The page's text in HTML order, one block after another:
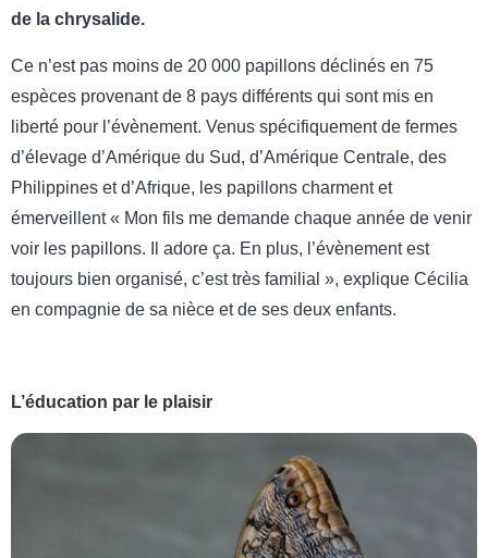
de la chrysalide.
Ce n’est pas moins de 20 000 papillons déclinés en 75
espèces provenant de 8 pays différents qui sont mis en
liberté pour l’évènement. Venus spécifiquement de fermes
d’élevage d’Amérique du Sud, d’Amérique Centrale, des
Philippines et d’Afrique, les papillons charment et
émerveillent « Mon fils me demande chaque année de venir
voir les papillons. Il adore ça. En plus, l’évènement est
toujours bien organisé, c’est très familial », explique Cécilia
en compagnie de sa nièce et de ses deux enfants.
L’éducation par le plaisir